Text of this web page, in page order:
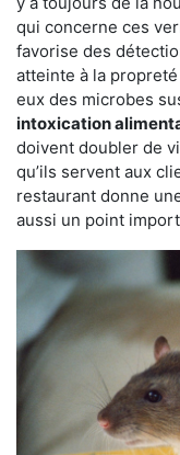
qui concerne ces
favorise des
atteinte à la
eux des microbes
intoxication
doivent doubler de
qu’ils servent aux
restaurant donne
aussi un point